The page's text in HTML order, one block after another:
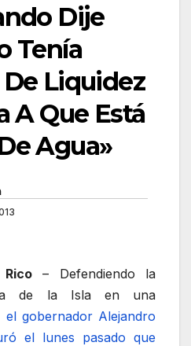
Dije
Tenía
Liquidez
A Que Está
Agua»
– Defendiendo la
de la Isla en una
el gobernador Alejandro
el lunes pasado que